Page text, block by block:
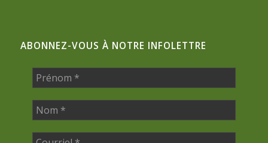
ABONNEZ-VOUS À NOTRE INFOLETTRE